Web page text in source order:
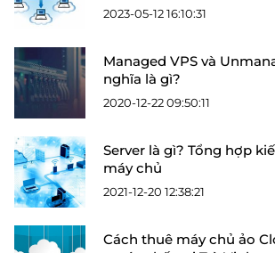
2023-05-12 16:10:31
Managed VPS và
nghĩa là gì?
2020-12-22 09:50:11
Server là gì? Tổng hợp
máy chủ
2021-12-20 12:38:21
Cách thuê máy chủ ảo